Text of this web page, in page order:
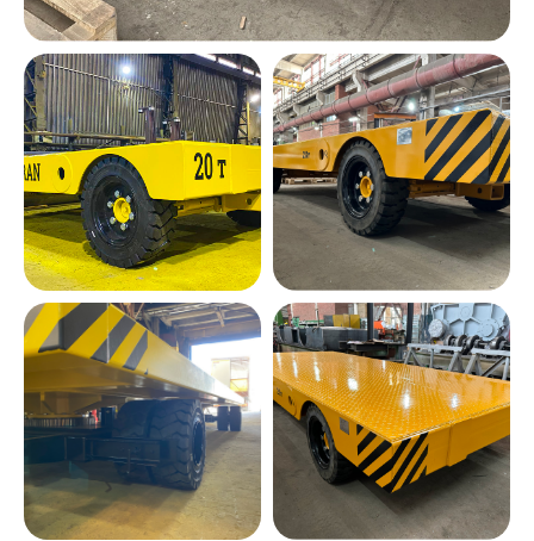
Ещё видео
Видеогалерея